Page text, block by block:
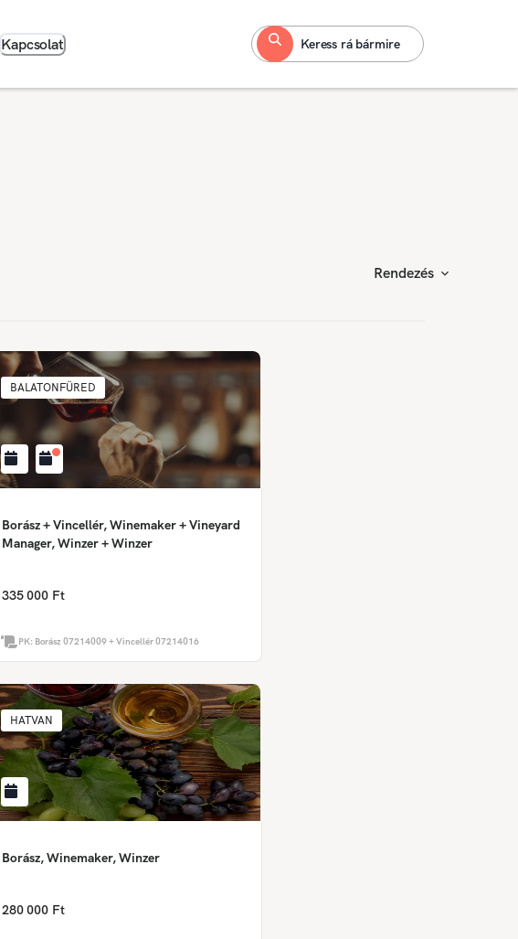
Kapcsolat Keress rá bármire
Rendezés
BALATONFÜRED
Borász + Vincellér, Winemaker + Vineyard
Manager, Winzer + Winzer
335 000 Ft
PK: Borász 07214009 + Vincellér 07214016
HATVAN
Borász, Winemaker, Winzer
280 000 Ft